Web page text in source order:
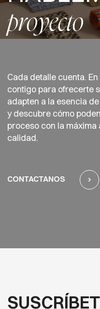
proyecto
Cada detalle cuenta.
contigo para ofrecerte
adapten a la esencia
y descubre cómo
proceso con la
calidad.
CONTACTANOS